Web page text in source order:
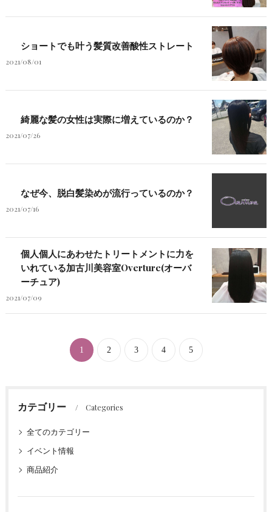
ショートでも叶う髪質改善酸性ストレート
2021/08/01
綺麗な髪の女性は実際に増えているのか？
2021/07/26
なぜ今、脱白髪染めが流行っているのか？
2021/07/16
個人個人にあわせたトリートメントに力を
いれている加古川美容室Overture(オーバ
ーチュア)
2021/07/09
1 2 3 4 5
カテゴリー Categories
全てのカテゴリー
イベント情報
商品紹介